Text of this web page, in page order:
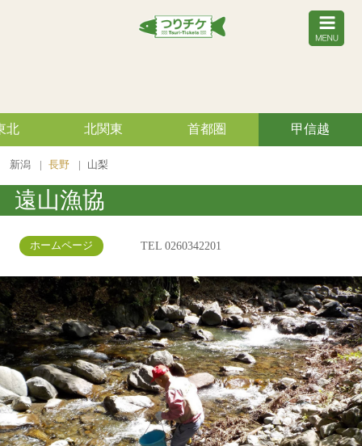
北 北関東 首都圏 甲信越
新潟 長野 山梨
遠山漁協
ホームページ TEL 0260342201